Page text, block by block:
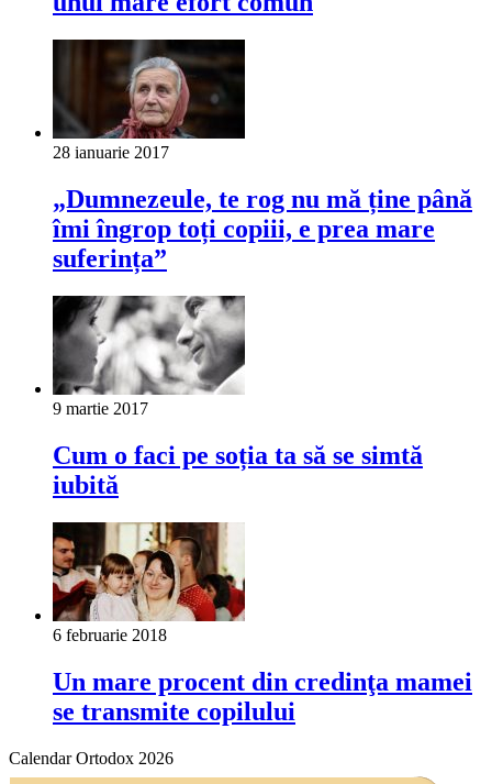
28 ianuarie 2017
„Dumnezeule, te rog nu mă ține până
îmi îngrop toți copiii, e prea mare
suferința”
9 martie 2017
Cum o faci pe soția ta să se simtă
iubită
6 februarie 2018
Un mare procent din credinţa mamei
se transmite copilului
Calendar Ortodox 2026